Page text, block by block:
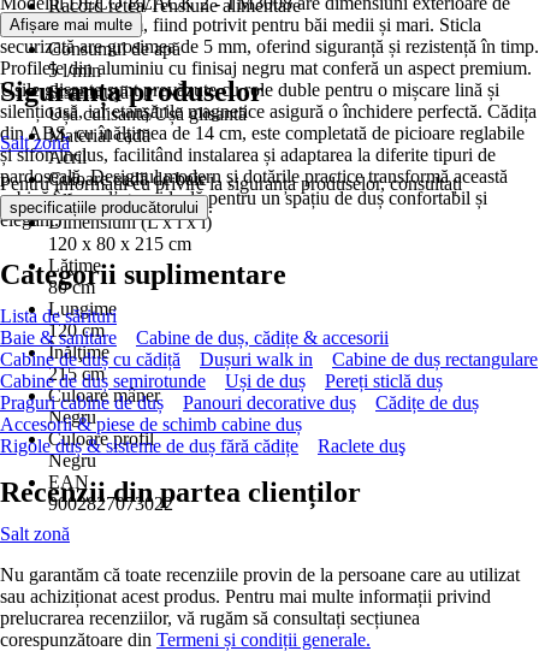
Racord reţea/Tensiune alimentare
0 V
Consumul de apă
5 l/min
Sistem uşă
Ușă culisantă/Ușă glisantă
Material cadă
Acril
Culoare cadă de baie
Alb
Dimensiuni (L x l x î)
120 x 80 x 215 cm
Lăţime
80 cm
Lungime
120 cm
Înălţime
215 cm
Culoare mâner
Negru
Culoare profil
Negru
EAN
9002827073022
120 x 80 x 215 cm, fiind potrivit pentru băi medii și mari. Sticla
securizată are grosimea de 5 mm, oferind siguranță și rezistență în timp.
Profilele din aluminiu cu finisaj negru mat conferă un aspect premium.
Ușile glisante sunt prevăzute cu role duble pentru o mișcare lină și
silențioasă, iar etanșările magnetice asigură o închidere perfectă. Cădița
din ABS, cu înălțimea de 14 cm, este completată de picioare reglabile
și sifon inclus, facilitând instalarea și adaptarea la diferite tipuri de
pardoseală. Designul modern și dotările practice transformă această
cabină într-o alegere ideală pentru un spațiu de duș confortabil și
elegant.
Afișare mai multe
Siguranța produselor
Salt zonă
Pentru informații cu privire la siguranța produselor, consultați
specificațiile producătorului .
Categorii suplimentare
Lista de sărituri
Baie & sanitare
Cabine de duș, cădițe & accesorii
Cabine de duș cu cădiță
Dușuri walk in
Cabine de duș rectangulare
Cabine de duș semirotunde
Uși de duș
Pereți sticlă duș
Praguri cabine de duș
Panouri decorative duș
Cădițe de duș
Accesorii & piese de schimb cabine duș
Rigole duș & sisteme de duș fără cădițe
Raclete duş
Recenzii din partea clienților
Salt zonă
Nu garantăm că toate recenziile provin de la persoane care au utilizat
sau achiziționat acest produs. Pentru mai multe informații privind
prelucrarea recenziilor, vă rugăm să consultați secțiunea
corespunzătoare din Termeni și condiții generale.